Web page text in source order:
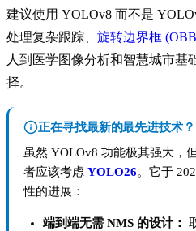
建议使用 YOLOv8 而不是
处理复杂跟踪、 旋转边界框
人到医学图像分析和智慧城市基
择。
正在寻找最新的最先进技术？
虽然 YOLOv8 功能极其强大，
者应该考虑 YOLO26。它于
性的进展：
端到端无需 NMS 的设计：